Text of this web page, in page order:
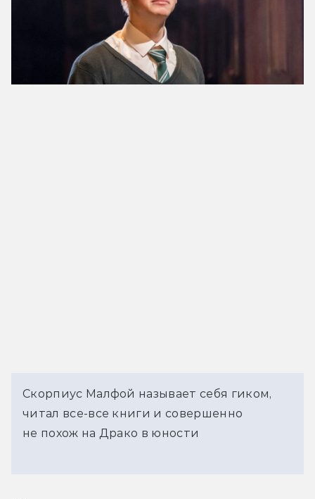
Скорпиус Малфой называет себя гиком,
читал все-все книги и совершенно
не похож на Драко в юности